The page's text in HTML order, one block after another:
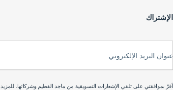
الإشتراك
عنوان البريد الإلكتروني
أقرّ بموافقتي على تلقي الإشعارات التسويقية من ماجد الفطيم وشركائها.